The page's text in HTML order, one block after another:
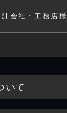
計会社・工務店様
いて